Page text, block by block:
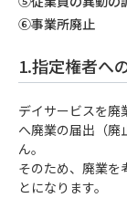
⑥事業所廃止
1.指定権者へ
デイサービスを廃
へ廃業の届出（廃
ん。
そのため、廃業を
とになります。